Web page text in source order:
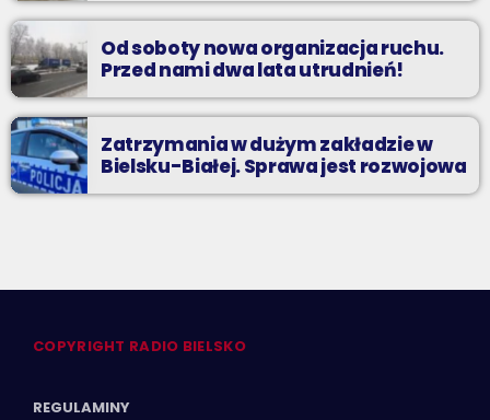
Od soboty nowa organizacja ruchu.
Przed nami dwa lata utrudnień!
Zatrzymania w dużym zakładzie w
Bielsku-Białej. Sprawa jest rozwojowa
COPYRIGHT RADIO BIELSKO
REGULAMINY